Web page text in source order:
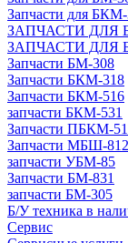
Запчасти для
ЗАПЧАСТИ ДЛЯ
ЗАПЧАСТИ ДЛЯ
Запчасти БМ-308
Запчасти БКМ-318
Запчасти БКМ-516
запчасти БКМ-531
Запчасти ПБКМ-
Запчасти МБШ-812
запчасти УБМ-85
Запчасти БМ-831
запчасти БМ-305
Б/У техника в
Сервис